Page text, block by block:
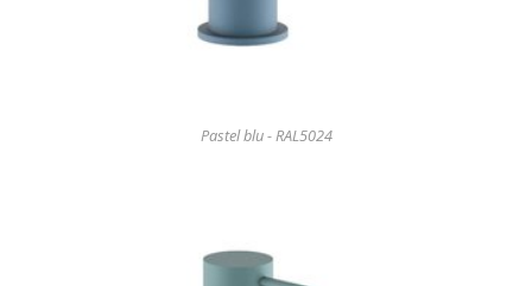
Pastel blu - RAL5024